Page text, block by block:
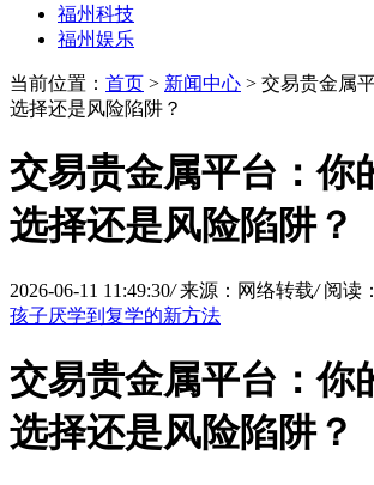
福州科技
福州娱乐
当前位置： 首页 > 新闻中心 > 交易贵金属
选择还是风险陷阱？
交易贵金属平台：你
选择还是风险陷阱？
2026-06-11 11:49:30/ 来源：网络转载/ 阅读：
孩子厌学到复学的新方法
交易贵金属平台：你
选择还是风险陷阱？